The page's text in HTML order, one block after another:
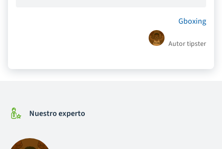
Gboxing
Autor tipster
Nuestro experto